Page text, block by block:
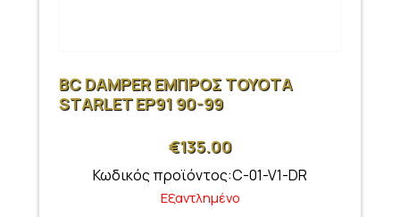
BC DAMPER ΕΜΠΡΟΣ TOYOTA
STARLET EP91 90-99
€135.00
Κωδικός προϊόντος:C-01-V1-DR
Εξαντλημένο